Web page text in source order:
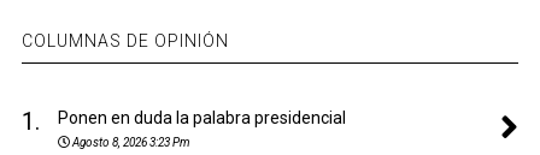
COLUMNAS DE OPINIÓN
1. Ponen en duda la palabra presidencial
Agosto 8, 2026 3:23 Pm